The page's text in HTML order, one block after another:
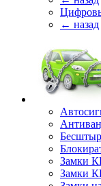
← назад
Замки
Замки